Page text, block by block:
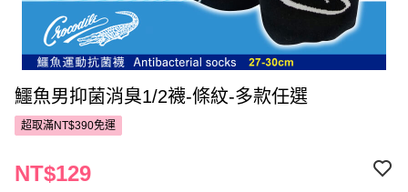
鱷魚男抑菌消臭1/2襪-條紋-多款任選
超取滿NT$390免運
NT$129